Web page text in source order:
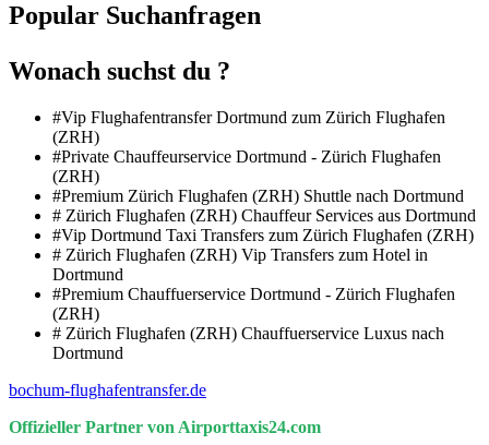
Popular Suchanfragen
Wonach suchst du ?
#Vip Flughafentransfer Dortmund zum Zürich Flughafen
(ZRH)
#Private Chauffeurservice Dortmund - Zürich Flughafen
(ZRH)
#Premium Zürich Flughafen (ZRH) Shuttle nach Dortmund
# Zürich Flughafen (ZRH) Chauffeur Services aus Dortmund
#Vip Dortmund Taxi Transfers zum Zürich Flughafen (ZRH)
# Zürich Flughafen (ZRH) Vip Transfers zum Hotel in
Dortmund
#Premium Chauffuerservice Dortmund - Zürich Flughafen
(ZRH)
# Zürich Flughafen (ZRH) Chauffuerservice Luxus nach
Dortmund
bochum-flughafentransfer.de
Offizieller Partner von Airporttaxis24.com